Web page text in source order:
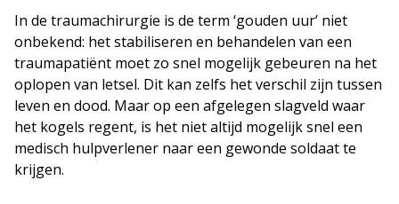
In de traumachirurgie is de term ‘gouden uur’ niet
onbekend: het stabiliseren en behandelen van een
traumapatiënt moet zo snel mogelijk gebeuren na het
oplopen van letsel. Dit kan zelfs het verschil zijn tussen
leven en dood. Maar op een afgelegen slagveld waar
het kogels regent, is het niet altijd mogelijk snel een
medisch hulpverlener naar een gewonde soldaat te
krijgen.